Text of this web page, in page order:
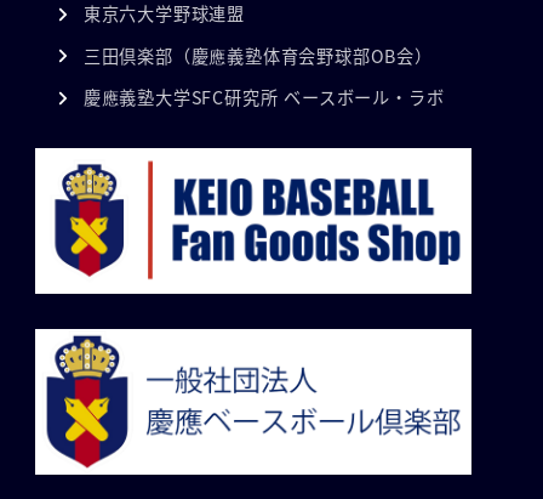
東京六大学野球連盟
三田倶楽部（慶應義塾体育会野球部OB会）
慶應義塾大学SFC研究所 ベースボール・ラボ